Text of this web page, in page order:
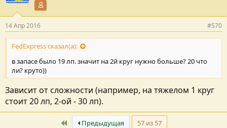
14 Апр 2016 #570
FedExpress сказал(а):
в запасе было 19 лп. значит на 2й круг нужно больше? 20 что
ли? круто))
Зависит от сложности (например, на тяжелом 1 круг
стоит 20 лп, 2-ой - 30 лп).
ПервыйПредыдущая
57 из 57